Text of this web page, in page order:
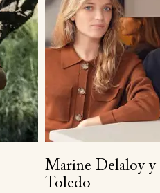
Marine Delaloy y
Toledo